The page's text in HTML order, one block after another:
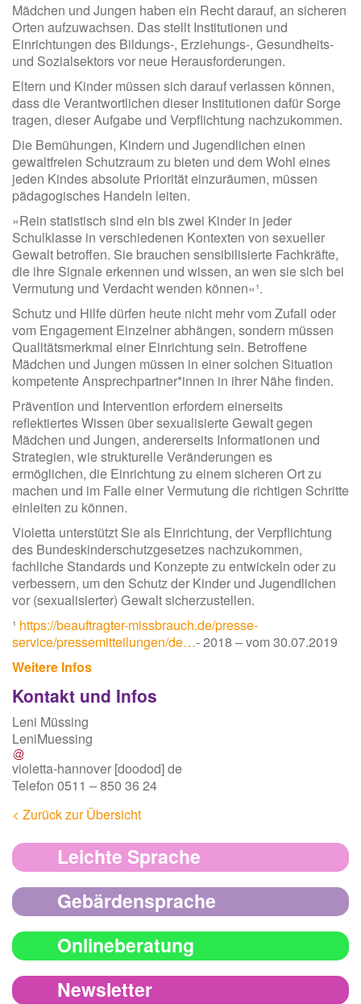
Mädchen und Jungen haben ein Recht darauf, an sicheren
Orten aufzuwachsen. Das stellt Institutionen und
Einrichtungen des Bildungs-, Erziehungs-, Gesundheits-
und Sozialsektors vor neue Herausforderungen.
Eltern und Kinder müssen sich darauf verlassen können,
dass die Verantwortlichen dieser Institutionen dafür Sorge
tragen, dieser Aufgabe und Verpflichtung nachzukommen.
Die Bemühungen, Kindern und Jugendlichen einen
gewaltfreien Schutzraum zu bieten und dem Wohl eines
jeden Kindes absolute Priorität einzuräumen, müssen
pädagogisches Handeln leiten.
»Rein statistisch sind ein bis zwei Kinder in jeder
Schulklasse in verschiedenen Kontexten von sexueller
Gewalt betroffen. Sie brauchen sensibilisierte Fachkräfte,
die ihre Signale erkennen und wissen, an wen sie sich bei
Vermutung und Verdacht wenden können«¹.
Schutz und Hilfe dürfen heute nicht mehr vom Zufall oder
vom Engagement Einzelner abhängen, sondern müssen
Qualitätsmerkmal einer Einrichtung sein. Betroffene
Mädchen und Jungen müssen in einer solchen Situation
kompetente Ansprechpartner*innen in ihrer Nähe finden.
Prävention und Intervention erfordern einerseits
reflektiertes Wissen über sexualisierte Gewalt gegen
Mädchen und Jungen, andererseits Informationen und
Strategien, wie strukturelle Veränderungen es
ermöglichen, die Einrichtung zu einem sicheren Ort zu
machen und im Falle einer Vermutung die richtigen Schritte
einleiten zu können.
Violetta unterstützt Sie als Einrichtung, der Verpflichtung
des Bundeskinderschutzgesetzes nachzukommen,
fachliche Standards und Konzepte zu entwickeln oder zu
verbessern, um den Schutz der Kinder und Jugendlichen
vor (sexualisierter) Gewalt sicherzustellen.
¹ https://beauftragter-missbrauch.de/presse-
service/pressemitteilungen/de…- 2018 – vom 30.07.2019
Weitere Infos
Kontakt und Infos
Leni Müssing
LeniMuessing
violetta-hannover [doodod]de
Telefon 0511 – 850 36 24
< Zurück zur Übersicht
Leichte Sprache
Gebärdensprache
Onlineberatung
Newsletter